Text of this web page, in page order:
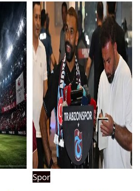
Spor